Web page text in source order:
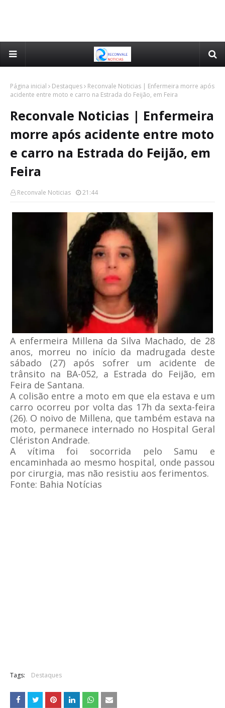
Página inicial Destaques
Reconvale Noticias | Enfermeira morre após
acidente entre moto e carro na Estrada do Feijão, em Feira
Reconvale Noticias | Enfermeira
morre após acidente entre moto
e carro na Estrada do Feijão, em
Feira
Reconvale Noticias 21:44
A enfermeira Millena da Silva Machado, de 28
anos, morreu no início da madrugada deste
sábado (27) após sofrer um acidente de
trânsito na BA-052, a Estrada do Feijão, em
Feira de Santana.
A colisão entre a moto em que ela estava e um
carro ocorreu por volta das 17h da sexta-feira
(26). O noivo de Millena, que também estava na
moto, permanece internado no Hospital Geral
Clériston Andrade.
A vítima foi socorrida pelo Samu e
encaminhada ao mesmo hospital, onde passou
por cirurgia, mas não resistiu aos ferimentos.
Fonte: Bahia Notícias
Tags: Destaques